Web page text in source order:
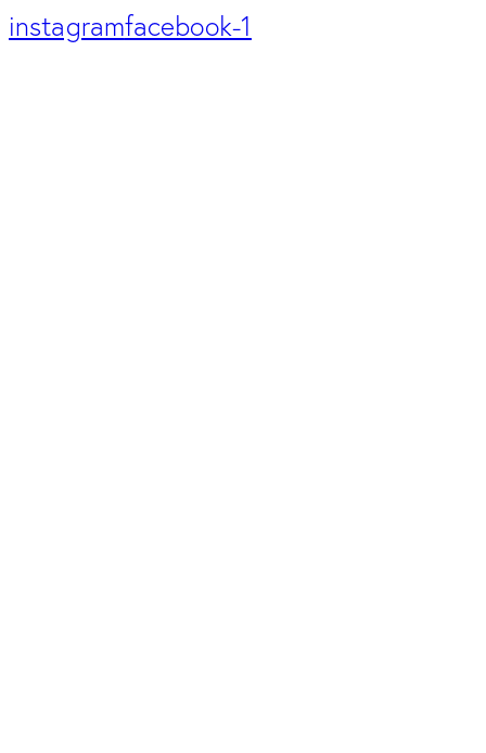
instagramfacebook-1